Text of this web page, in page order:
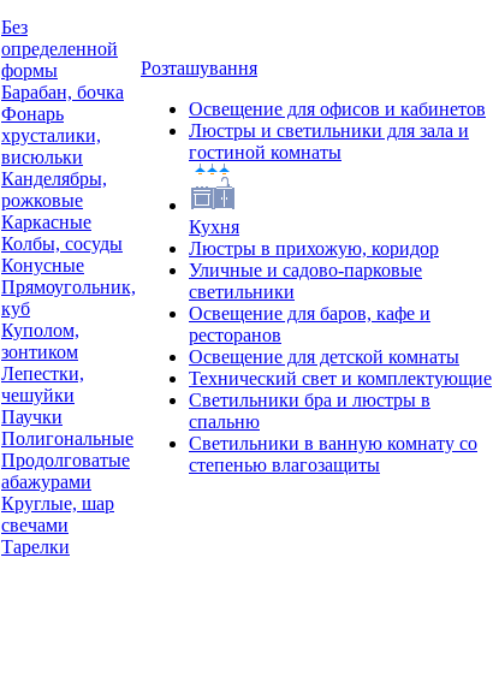
Без
определенной
формы
Барабан, бочка
Фонарь
хрусталики,
висюльки
Канделябры,
рожковые
Каркасные
Колбы, сосуды
Конусные
Прямоугольник,
куб
Куполом,
зонтиком
Лепестки,
чешуйки
Паучки
Полигональные
Продолговатые
абажурами
Круглые, шар
свечами
Тарелки
Розташування
Освещение для офисов и кабинетов
Люстры и светильники для зала и
гостиной комнаты
Кухня
Люстры в прихожую, коридор
Уличные и садово-парковые
светильники
Освещение для баров, кафе и
ресторанов
Освещение для детской комнаты
Технический свет и комплектующие
Светильники бра и люстры в
спальню
Светильники в ванную комнату со
степенью влагозащиты